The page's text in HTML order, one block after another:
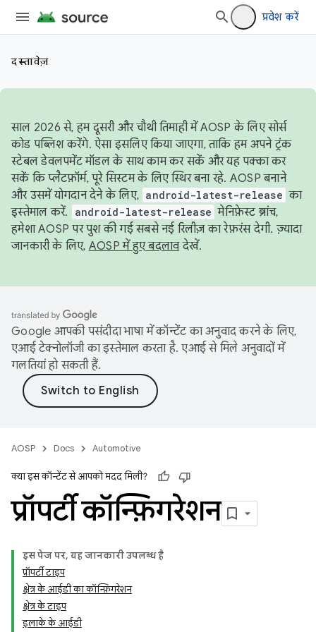
प्रवेश करें
दस्तावेज़
साल 2026 से, हम दूसरी और चौथी तिमाही में AOSP के लिए सोर्स
कोड पब्लिश करेंगे. ऐसा इसलिए किया जाएगा, ताकि हम अपने ट्रंक
स्टेबल डेवलपमेंट मॉडल के साथ काम कर सकें और यह पक्का कर
सकें कि प्लैटफ़ॉर्म, पूरे सिस्टम के लिए स्थिर बना रहे. AOSP बनाने
और उसमें योगदान देने के लिए, android-latest-release का
इस्तेमाल करें.
android-latest-release मेनिफ़ेस्ट ब्रांच,
हमेशा AOSP पर पुश की गई सबसे नई रिलीज़ का रेफ़रंस देगी. ज़्यादा
जानकारी के लिए, AOSP में हुए बदलावदेखें.
Google आपकी पसंदीदा भाषा में कॉन्टेंट का अनुवाद करने के लिए,
एआई टेक्नोलॉजी का इस्तेमाल करता है. एआई से मिले अनुवादों में
गलतियां हो सकती हैं.
AOSP Docs Automotive
क्या इस कॉन्टेंट से आपको मदद मिली?
प्रॉपर्टी कॉन्फ़िगरेशन
इस पेज पर, यह जानकारी उपलब्ध है
प्रॉपर्टी टाइप
क्षेत्र के आईडी का कॉन्फ़िगरेशन
क्षेत्र के टाइप
इलाके के आईडी